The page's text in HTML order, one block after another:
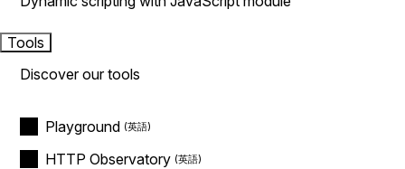
Tools
Discover our tools
Playground
HTTP Observatory